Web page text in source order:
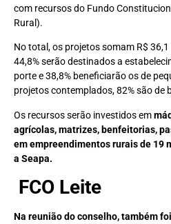
com recursos do Fundo
Rural).
No total, os projetos somam R$
44,8% serão destinados a
porte e 38,8% beneficiarão os de
projetos contemplados, 82% são de
Os recursos serão investidos em
agrícolas, matrizes, benfeitorias,
em empreendimentos rurais de 19
a Seapa.
FCO Leite
Na reunião do conselho, também